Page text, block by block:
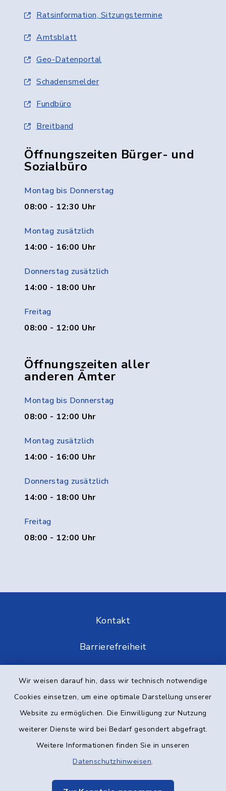
Wir weisen darauf hin, dass wir technisch notwendige
Cookies einsetzen, um eine optimale Darstellung unserer
Website zu ermöglichen. Die Einwilligung zur Nutzung
weiterer Dienste wird bei Bedarf gesondert abgefragt.
Weitere Informationen finden Sie in unseren
Datenschutzhinweisen.
Ratsinformation, Sitzungstermine
Amtsblatt
Geo-Datenportal
Schadensmelder
Fundbüro
Breitband
Öffnungszeiten Bürger- und
Sozialbüro
Montag bis Donnerstag
08:00 - 12:30 Uhr
Montag zusätzlich
14:00 - 16:00 Uhr
Donnerstag zusätzlich
14:00 - 18:00 Uhr
Freitag
08:00 - 12:00 Uhr
Öffnungszeiten aller
anderen Ämter
Montag bis Donnerstag
08:00 - 12:00 Uhr
Montag zusätzlich
14:00 - 16:00 Uhr
Donnerstag zusätzlich
14:00 - 18:00 Uhr
Freitag
08:00 - 12:00 Uhr
Kontakt
Barrierefreiheit
Impressum
Elektronische Kommunikation
Sitemap
Cookie-Einstellungen